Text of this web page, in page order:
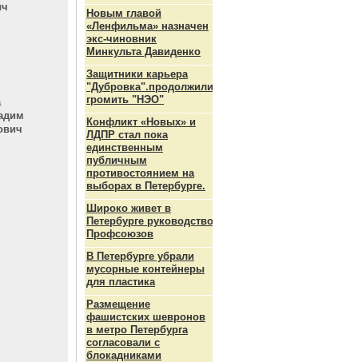
Новым главой
«Ленфильма» назначен
экс-чиновник
Минкульта Давиденко
Защитники карьера
"Дубровка".продолжили
громить "НЭО"
Конфликт «Новых» и
ЛДПР стал пока
единственным
публичным
противостоянием на
выборах в Петербурге.
Широко живет в
Петербурге руководство
Профсоюзов
В Петербурге убрали
мусорные контейнеры
для пластика
Размещение
фашистских шевронов
в метро Петербурга
согласовали с
блокадниками